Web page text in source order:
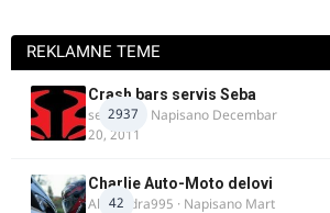
REKLAMNE TEME
2937
Crash bars servis Seba
seba011 · Napisano Decembar
20, 2011
42
Charlie Auto-Moto delovi
Alexandra995 · Napisano Mart